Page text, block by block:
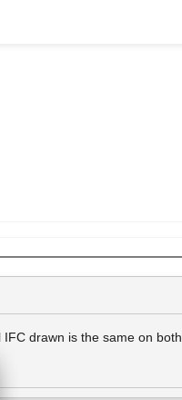
drawn is the same on both